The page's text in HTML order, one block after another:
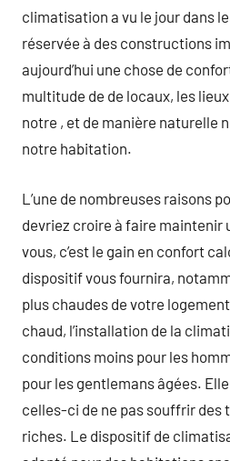
climatisation a vu le jour dans
réservée à des constructions
aujourd’hui une chose de
multitude de de locaux, les
notre , et de manière naturelle
notre habitation.
L’une de nombreuses raisons
devriez croire à faire maintenir
vous, c’est le gain en confort
dispositif vous fournira,
plus chaudes de votre
chaud, l’installation de la
conditions moins pour les
pour les gentlemans âgées.
celles-ci de ne pas souffrir des
riches. Le dispositif de